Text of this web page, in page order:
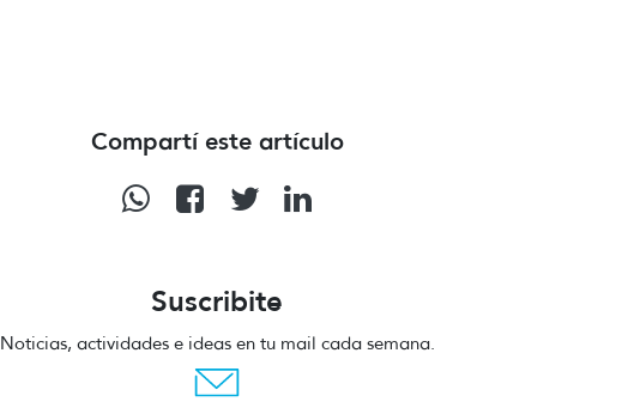
Compartí este artículo
Suscribite
Noticias, actividades e ideas en tu mail cada semana.